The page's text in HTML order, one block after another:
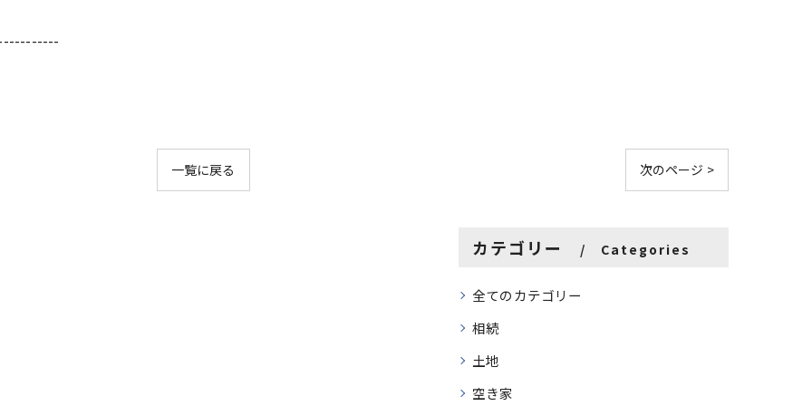
一覧に戻る 次のページ >
カテゴリー Categories
全てのカテゴリー
相続
土地
空き家